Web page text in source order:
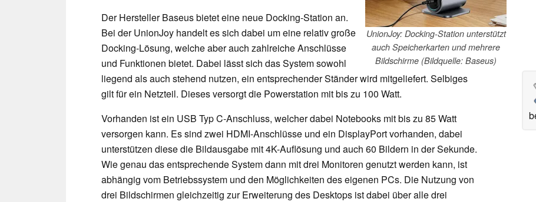
UnionJoy: Docking-Station unterstützt
auch Speicherkarten und mehrere
Bildschirme (Bildquelle: Baseus)
Der Hersteller Baseus bietet eine neue Docking-Station an.
Bei der UnionJoy handelt es sich dabei um eine relativ große
Docking-Lösung, welche aber auch zahlreiche Anschlüsse
und Funktionen bietet. Dabei lässt sich das System sowohl
liegend als auch stehend nutzen, ein entsprechender Ständer wird mitgeliefert. Selbiges
gilt für ein Netzteil. Dieses versorgt die Powerstation mit bis zu 100 Watt.
Vorhanden ist ein USB Typ C-Anschluss, welcher dabei Notebooks mit bis zu 85 Watt
versorgen kann. Es sind zwei HDMI-Anschlüsse und ein DisplayPort vorhanden, dabei
unterstützen diese die Bildausgabe mit 4K-Auflösung und auch 60 Bildern in der Sekunde.
Wie genau das entsprechende System dann mit drei Monitoren genutzt werden kann, ist
abhängig vom Betriebssystem und den Möglichkeiten des eigenen PCs. Die Nutzung von
drei Bildschirmen gleichzeitig zur Erweiterung des Desktops ist dabei über alle drei